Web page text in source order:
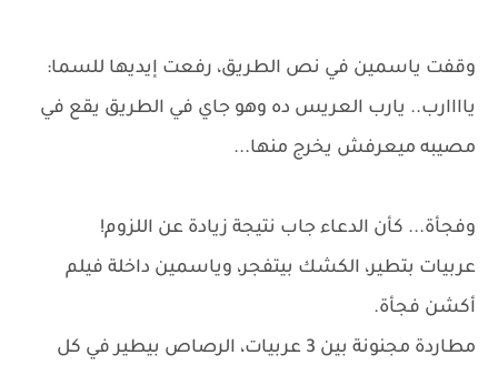
وقفت ياسمين في نص الطريق، رفعت إيديها للسما:
ياااارب.. يارب العريس ده وهو جاي في الطريق يقع في
مصيبه ميعرفش يخرج منها...
وفجأة... كأن الدعاء جاب نتيجة زيادة عن اللزوم!
عربيات بتطير، الكشك بيتفجر، وياسمين داخلة فيلم
أكشن فجأة.
مطاردة مجنونة بين 3 عربيات، الرصاص بيطير في كل